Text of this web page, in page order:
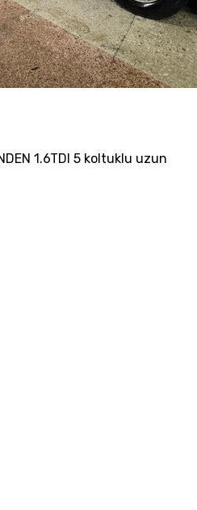
1.6TDI 5 koltuklu uzun